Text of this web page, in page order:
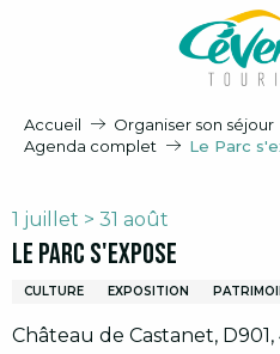
Accueil Organiser son séjour
Agenda complet
Le Parc
1 juillet > 31 août
Le Parc s'expose
CULTURE EXPOSITION
Château de Castanet,